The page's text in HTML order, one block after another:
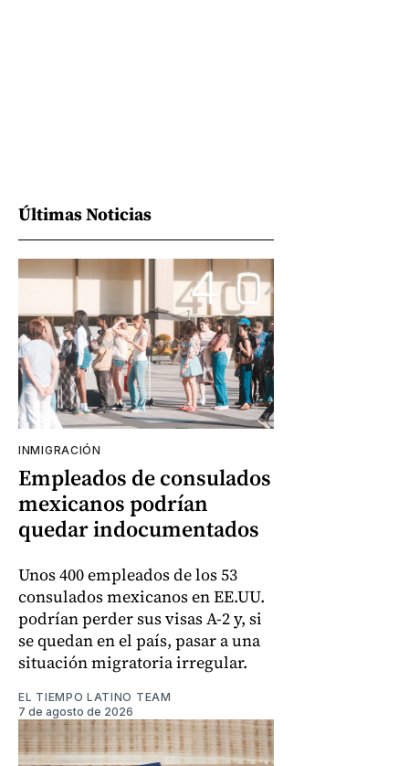
Últimas Noticias
INMIGRACIÓN
Empleados de consulados
mexicanos podrían
quedar indocumentados
Unos 400 empleados de los 53
consulados mexicanos en EE.UU.
podrían perder sus visas A-2 y, si
se quedan en el país, pasar a una
situación migratoria irregular.
EL TIEMPO LATINO TEAM
7 de agosto de 2026